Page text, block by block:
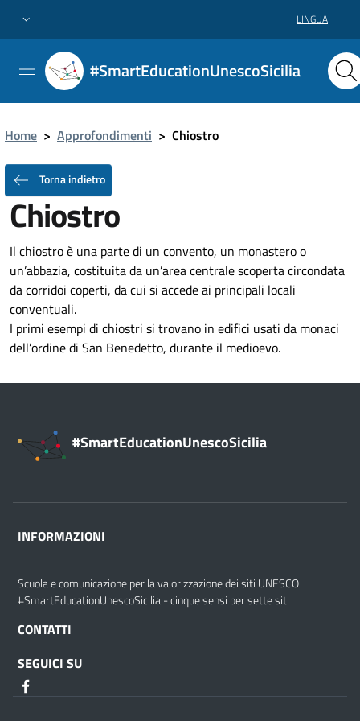
LINGUA
#SmartEducationUnescoSicilia
Home > Approfondimenti > Chiostro
Torna indietro
Chiostro
Il chiostro è una parte di un convento, un monastero o
un’abbazia, costituita da un’area centrale scoperta circondata
da corridoi coperti, da cui si accede ai principali locali
conventuali.
I primi esempi di chiostri si trovano in edifici usati da monaci
dell’ordine di San Benedetto, durante il medioevo.
#SmartEducationUnescoSicilia
INFORMAZIONI
Scuola e comunicazione per la valorizzazione dei siti UNESCO
#SmartEducationUnescoSicilia - cinque sensi per sette siti
CONTATTI
SEGUICI SU